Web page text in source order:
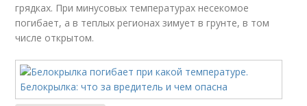
грядках. При минусовых температурах несекомое
погибает, а в теплых регионах зимует в грунте, в том
числе открытом.